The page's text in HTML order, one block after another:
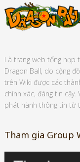
Là trang web tổng hợp
Dragon Ball, do cộng
trên Wiki được các
chính xác, đáng tin cậy.
phát hành thông tin từ
Tham gia Group